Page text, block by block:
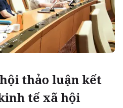
thảo luận kết
tế xã hội